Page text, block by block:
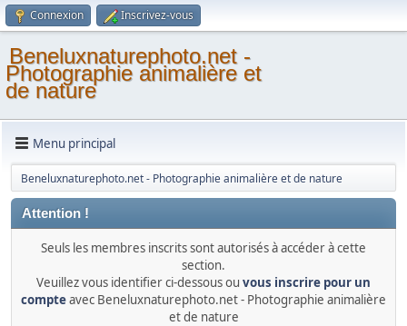
Connexion Inscrivez-vous
Beneluxnaturephoto.net -
Photographie animalière et
de nature
Menu principal
Beneluxnaturephoto.net - Photographie animalière et de nature
Attention !
Seuls les membres inscrits sont autorisés à accéder à cette
section.
Veuillez vous identifier ci-dessous ou vous inscrire pour un
compteavec Beneluxnaturephoto.net - Photographie animalière
et de nature